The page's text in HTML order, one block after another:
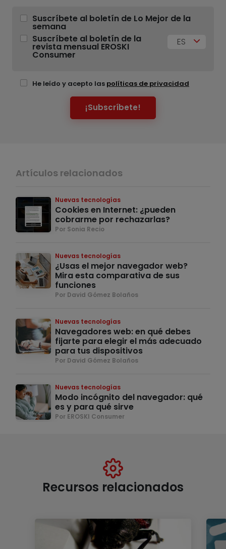
Suscríbete al boletín de Lo Mejor de la
semana
Suscríbete al boletín de la
revista mensual EROSKI
Consumer
ES
He leído y acepto las políticas de privacidad
¡Subscríbete!
Artículos relacionados
Nuevas tecnologías
Cookies en Internet: ¿pueden
cobrarme por rechazarlas?
Por Sonia Recio
Nuevas tecnologías
¿Usas el mejor navegador web?
Mira esta comparativa de sus
funciones
Por David Gómez Bolaños
Nuevas tecnologías
Navegadores web: en qué debes
fijarte para elegir el más adecuado
para tus dispositivos
Por David Gómez Bolaños
Nuevas tecnologías
Modo incógnito del navegador: qué
es y para qué sirve
Por EROSKI Consumer
Recursos relacionados